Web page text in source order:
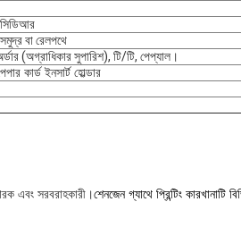
বা রেলপথে
(অগ্রাধিকার সুপারিশ), টি/টি, পেপ্যাল।
কার্ড ইনসার্ট হোল্ডার
এবং সরবরাহকারী।শেনজেন গ্যাথে প্রিন্টিং